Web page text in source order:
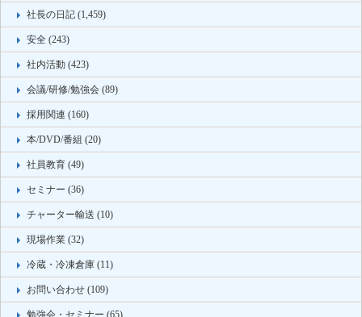
社長の日記 (1,459)
安全 (243)
社内活動 (423)
会議/研修/勉強会 (89)
採用関連 (160)
本/DVD/番組 (20)
社員教育 (49)
セミナー (36)
チャーター輸送 (10)
現場作業 (32)
冷蔵・冷凍倉庫 (11)
お問い合わせ (109)